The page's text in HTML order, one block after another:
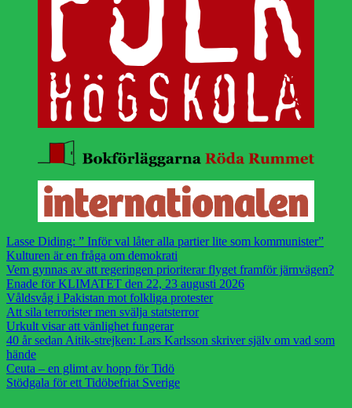
Lasse Diding: ” Inför val låter alla partier lite som kommunister”
Kulturen är en fråga om demokrati
Vem gynnas av att regeringen prioriterar flyget framför järnvägen?
Enade för KLIMATET den 22, 23 augusti 2026
Våldsvåg i Pakistan mot folkliga protester
Att sila terrorister men svälja statsterror
Urkult visar att vänlighet fungerar
40 år sedan Aitik-strejken: Lars Karlsson skriver själv om vad som
hände
Ceuta – en glimt av hopp för Tidö
Stödgala för ett Tidöbefriat Sverige